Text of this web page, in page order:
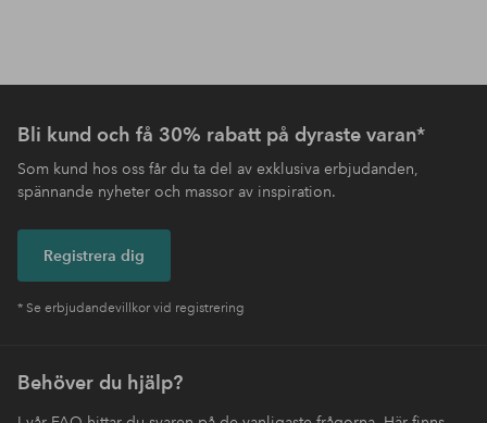
Bli kund och få 30% rabatt på dyraste varan*
Som kund hos oss får du ta del av exklusiva erbjudanden,
spännande nyheter och massor av inspiration.
Registrera dig
* Se erbjudandevillkor vid registrering
Behöver du hjälp?